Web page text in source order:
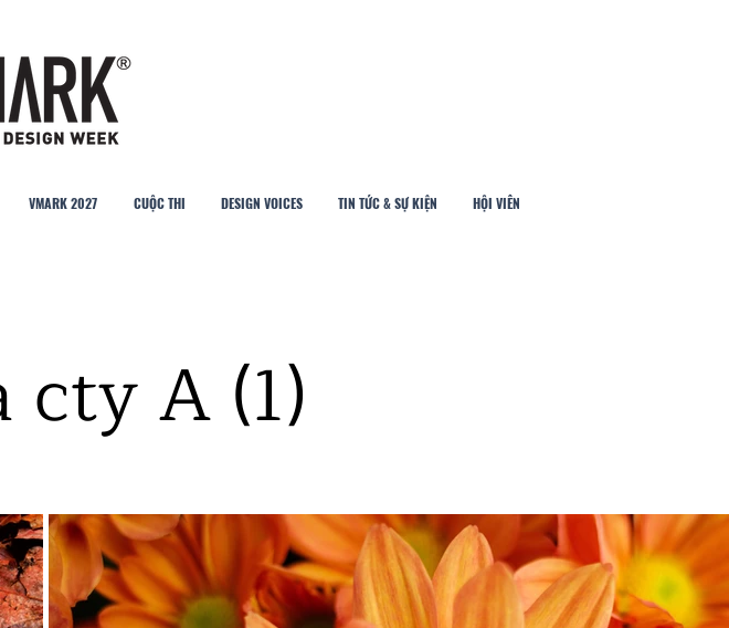
VMARK 2027 CUỘC THI DESIGN VOICES TIN TỨC & SỰ KIỆN HỘI VIÊN
A (1)